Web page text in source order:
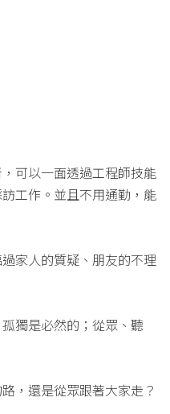
可以一面透過工程師技能
工作。並且不用通勤，能
家人的質疑、朋友的不理
獨是必然的；從眾、聽
，還是從眾跟著大家走？